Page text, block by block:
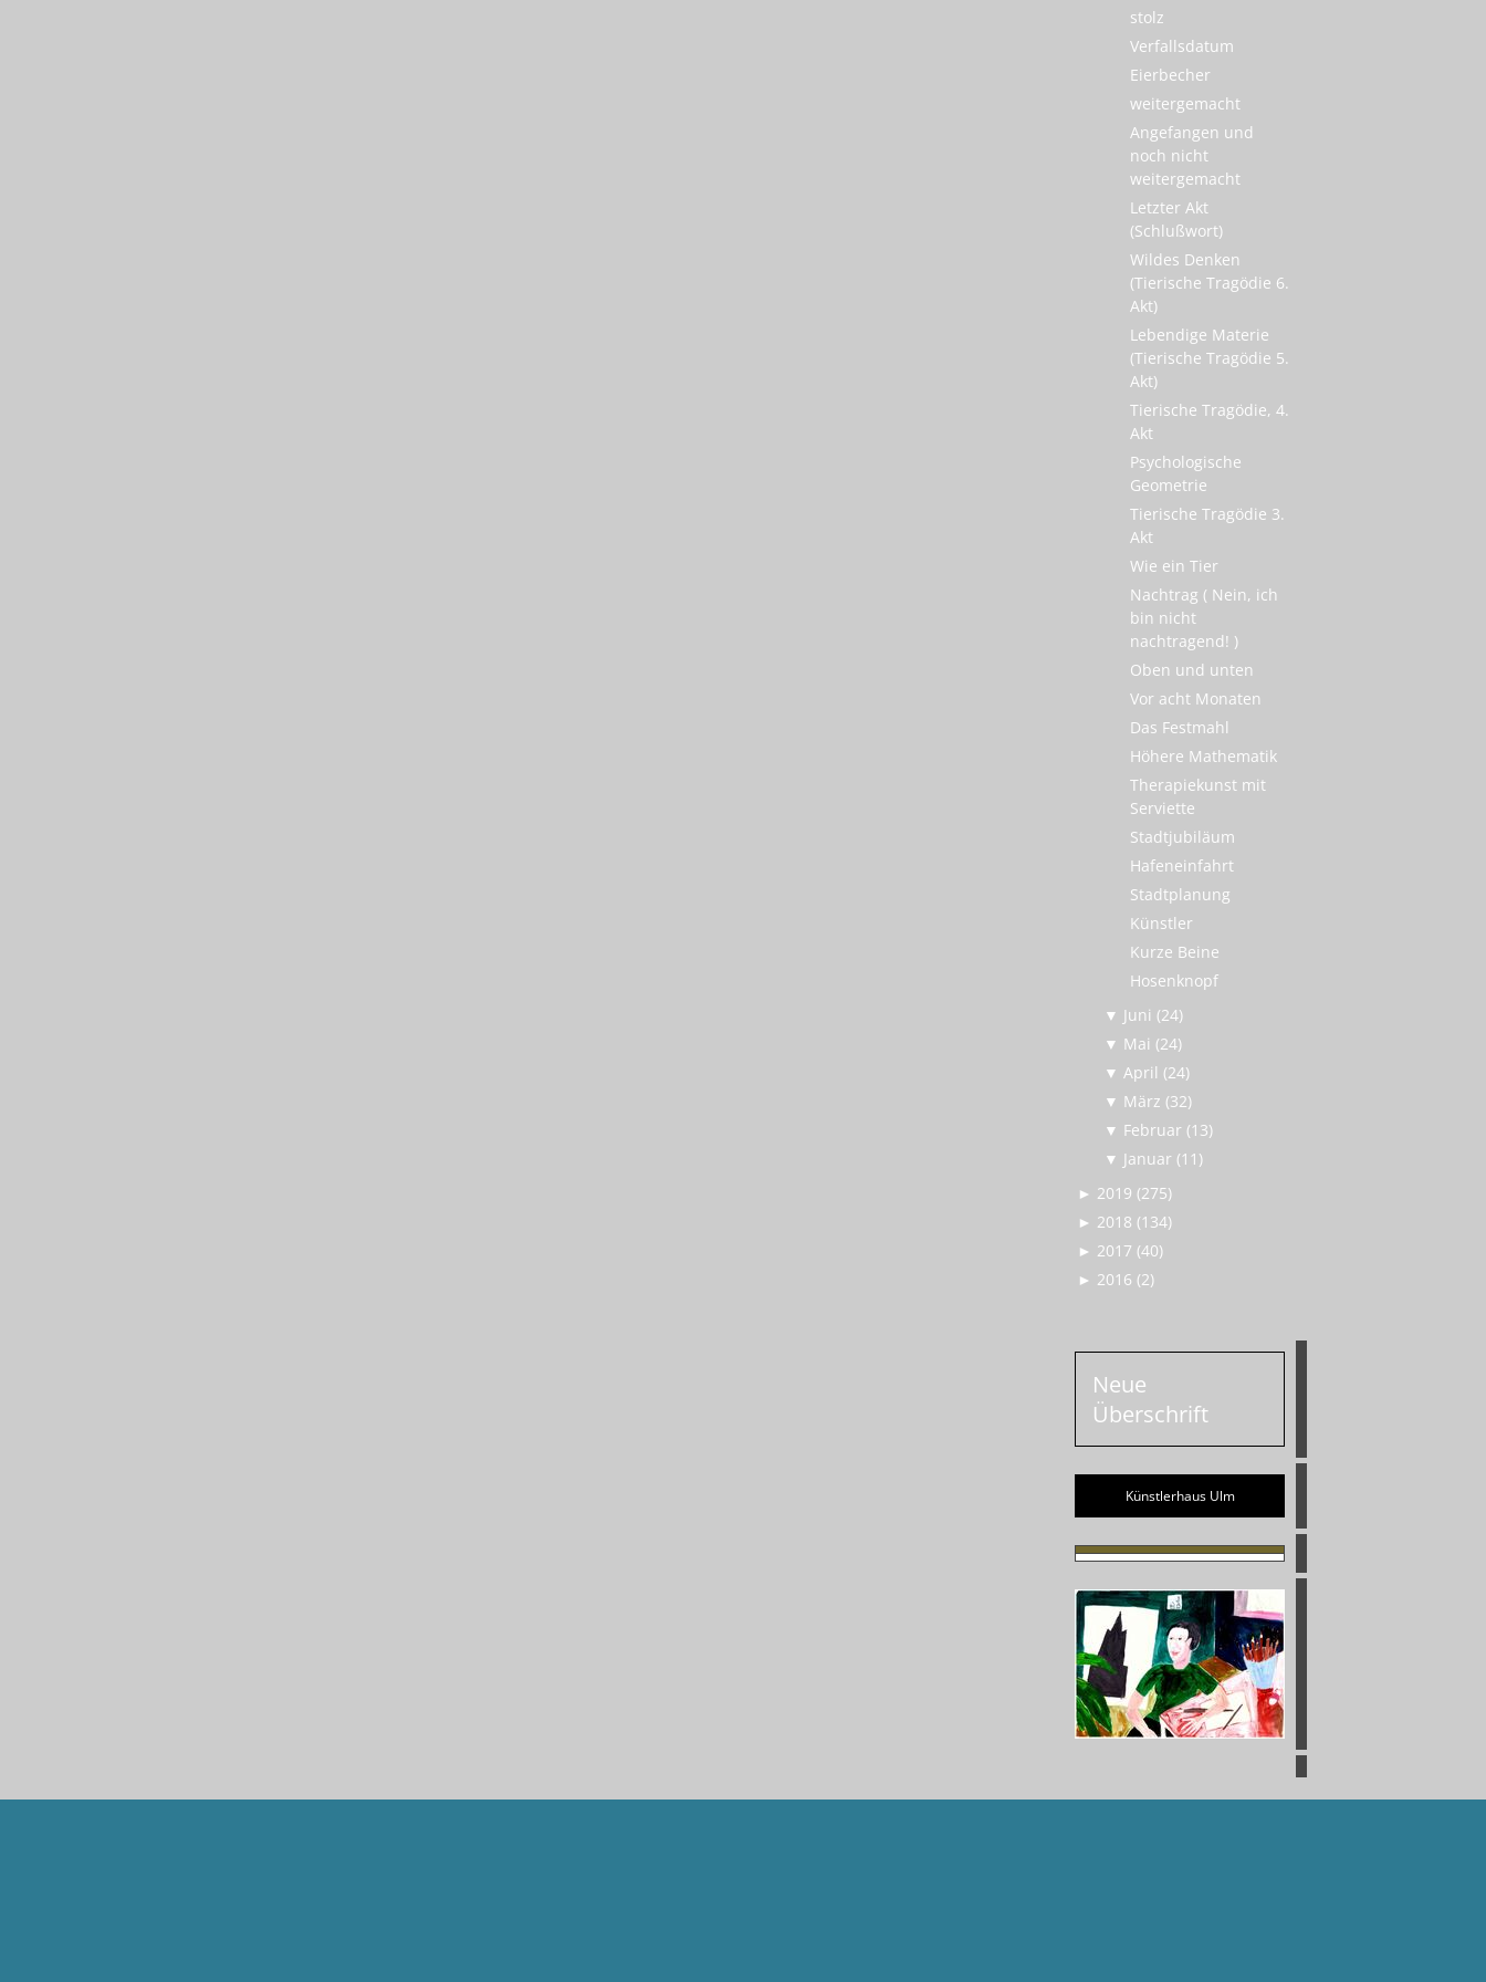
stolz
Verfallsdatum
Eierbecher
weitergemacht
Angefangen und
noch nicht
weitergemacht
Letzter Akt
(Schlußwort)
Wildes Denken
(Tierische Tragödie 6.
Akt)
Lebendige Materie
(Tierische Tragödie 5.
Akt)
Tierische Tragödie, 4.
Akt
Psychologische
Geometrie
Tierische Tragödie 3.
Akt
Wie ein Tier
Nachtrag ( Nein, ich
bin nicht
nachtragend! )
Oben und unten
Vor acht Monaten
Das Festmahl
Höhere Mathematik
Therapiekunst mit
Serviette
Stadtjubiläum
Hafeneinfahrt
Stadtplanung
Künstler
Kurze Beine
Hosenknopf
▼ Juni (24)
▼ Mai (24)
▼ April (24)
▼ März (32)
▼ Februar (13)
▼ Januar (11)
► 2019 (275)
► 2018 (134)
► 2017 (40)
► 2016 (2)
Neue
Überschrift
Künstlerhaus Ulm